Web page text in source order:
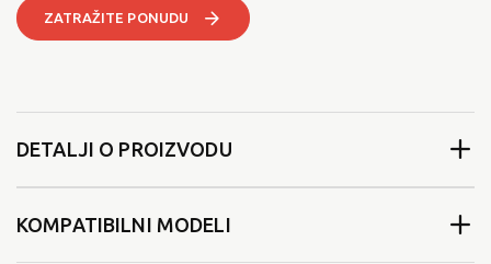
ZATRAŽITE PONUDU
DETALJI O PROIZVODU
KOMPATIBILNI MODELI